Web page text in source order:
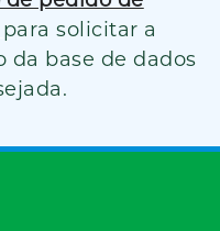
para solicitar a
da base de dados